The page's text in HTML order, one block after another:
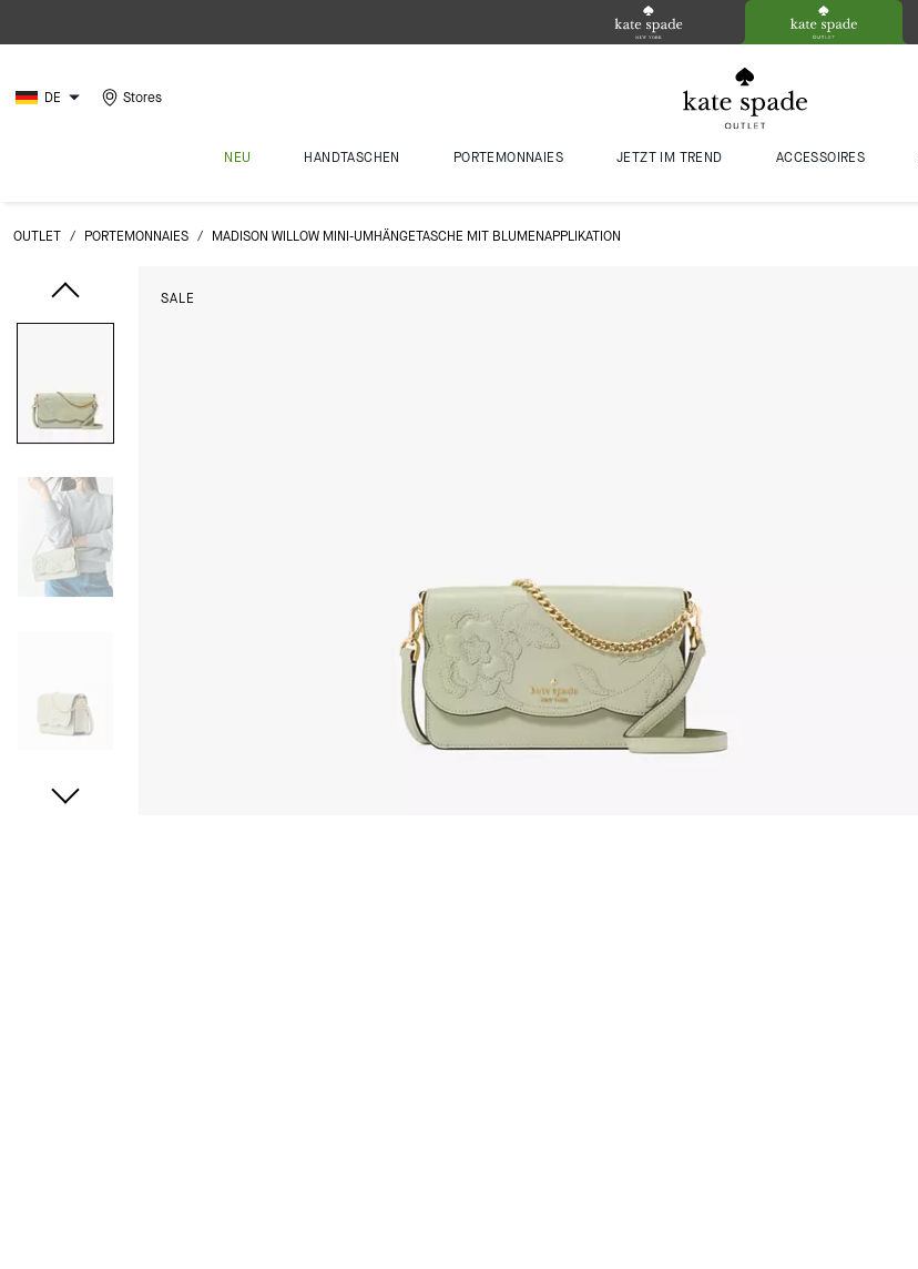
DE Stores
NEU HANDTASCHEN PORTEMONNAIES JETZT IM TREND ACCESSOIRES
OUTLET / PORTEMONNAIES / MADISON WILLOW MINI-UMHÄNGETASCHE MIT BLUMENAPPLIKATION
SALE